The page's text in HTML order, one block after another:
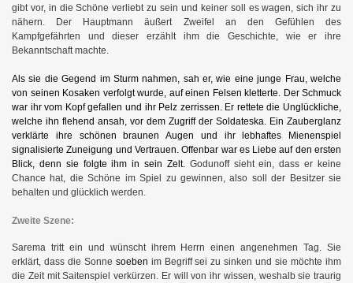
gibt vor, in die Schöne verliebt zu sein und keiner soll es wagen, sich ihr zu
nähern. Der Hauptmann äußert Zweifel an den Gefühlen des
Kampfgefährten und dieser erzählt ihm die Geschichte, wie er ihre
Bekanntschaft machte.
Als sie die Gegend im Sturm nahmen, sah er, wie eine junge Frau, welche
von seinen Kosaken verfolgt wurde, auf einen Felsen kletterte. Der Schmuck
war ihr vom Kopf gefallen und ihr Pelz zerrissen. Er rettete die Unglückliche,
welche ihn flehend ansah, vor dem Zugriff der Soldateska. Ein Zauberglanz
verklärte ihre schönen braunen Augen und ihr lebhaftes Mienenspiel
signalisierte Zuneigung und Vertrauen. Offenbar war es Liebe auf den ersten
Blick, denn sie folgte ihm in sein Zelt. Godunoff sieht ein, dass er keine
Chance hat, die Schöne im Spiel zu gewinnen, also soll der Besitzer sie
behalten und glücklich werden.
Zweite Szene:
Sarema tritt ein und wünscht ihrem Herrn einen angenehmen Tag. Sie
erklärt, dass die Sonne soeben im Begriff sei zu sinken und sie möchte ihm
die Zeit mit Saitenspiel verkürzen. Er will von ihr wissen, weshalb sie traurig